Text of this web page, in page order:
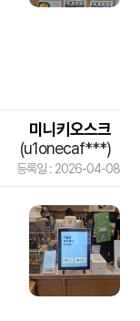
미니키오스크
(u1onecaf***)
등록일 : 2026-04-08